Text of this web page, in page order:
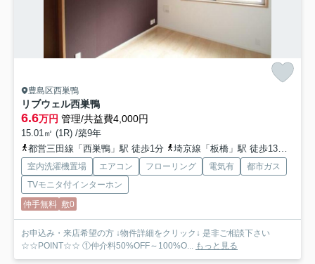
豊島区西巣鴨
リブウェル西巣鴨
6.6万円 管理/共益費4,000円
15.01㎡ (1R) /築9年
都営三田線「西巣鴨」駅 徒歩1分
埼京線「板橋」駅 徒歩13分
室内洗濯機置場 エアコン フローリング 電気有
都市ガス
TVモニタ付インターホン
仲手無料 敷0
お申込み・来店希望の方 ↓物件詳細をクリック↓ 是非ご相談下さい
☆☆POINT☆☆ ①仲介料50%OFF～100%O...
もっと見る